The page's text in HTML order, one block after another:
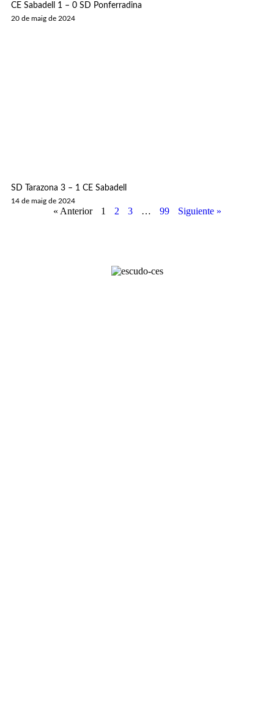
CE Sabadell 1 – 0 SD Ponferradina
20 de maig de 2024
SD Tarazona 3 – 1 CE Sabadell
14 de maig de 2024
« Anterior 1 2 3 … 99 Siguiente »